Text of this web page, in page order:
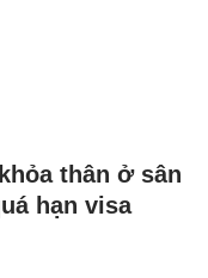
thân ở sân
hạn visa